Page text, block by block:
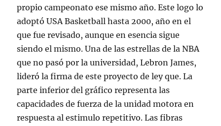
propio campeonato ese mismo año. Este logo lo
adoptó USA Basketball hasta 2000, año en el
que fue revisado, aunque en esencia sigue
siendo el mismo. Una de las estrellas de la NBA
que no pasó por la universidad, Lebron James,
lideró la firma de este proyecto de ley que. La
parte inferior del gráfico representa las
capacidades de fuerza de la unidad motora en
respuesta al estimulo repetitivo. Las fibras